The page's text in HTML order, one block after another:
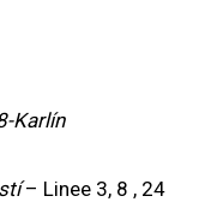
Karlín
– Linee 3, 8 , 24